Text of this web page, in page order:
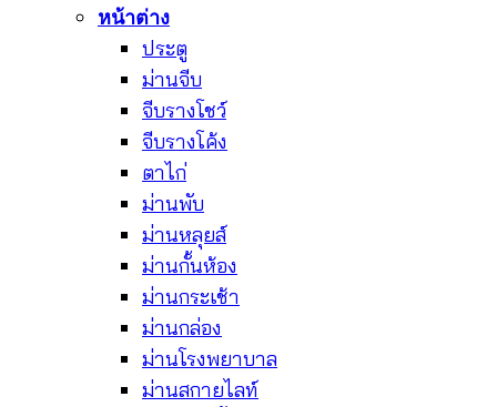
หน้าต่าง
ประตู
ม่านจีบ
จีบรางโชว์
จีบรางโค้ง
ตาไก่
ม่านพับ
ม่านหลุยส์
ม่านกั้นห้อง
ม่านกระเช้า
ม่านกล่อง
ม่านโรงพยาบาล
ม่านสกายไลท์